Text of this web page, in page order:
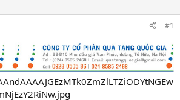
g
#1